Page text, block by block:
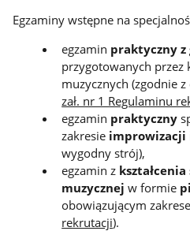
Egzaminy wstępne na
egzamin praktyczny
przygotowanych
muzycznych (zgodnie
zał. nr 1 Regulaminu
egzamin praktyczny
zakresie
wygodny strój),
egzamin z
muzycznej w formie
obowiązującym
rekrutacji).